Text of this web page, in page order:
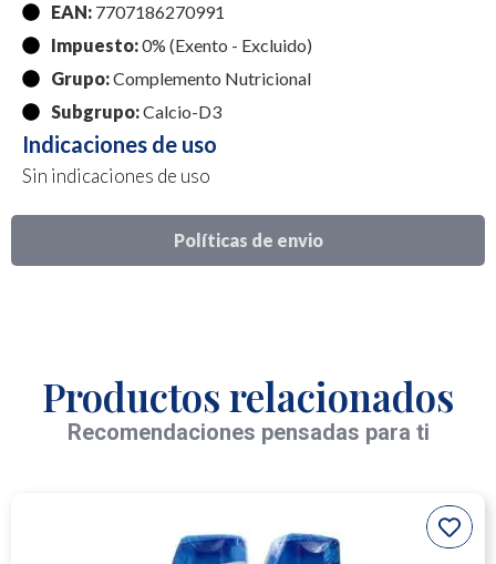
Políticas de envio
EAN: 7707186270991
Impuesto:0% (Exento - Excluido)
Grupo:Complemento Nutricional
Subgrupo:Calcio-D3
Indicaciones de uso
Sin indicaciones de uso
Productos relacionados
Recomendaciones pensadas para ti